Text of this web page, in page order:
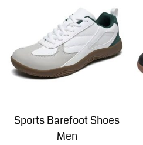
Sports Barefoot Shoes
Men